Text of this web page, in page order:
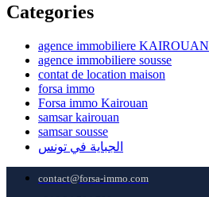
Categories
agence immobiliere KAIROUAN
agence immobiliere sousse
contat de location maison
forsa immo
Forsa immo Kairouan
samsar kairouan
samsar sousse
الجباية في تونس
contact@forsa-immo.com